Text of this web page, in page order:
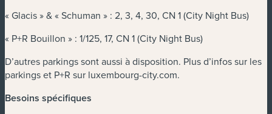
« Glacis » & « Schuman » : 2, 3, 4, 30, CN 1 (City Night Bus)
« P+R Bouillon » : 1/125, 17, CN 1 (City Night Bus)
D’autres parkings sont aussi à disposition. Plus d’infos sur les
parkings et P+R sur luxembourg-city.com.
Besoins spécifiques